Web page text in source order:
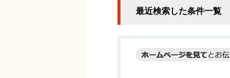
最近検索した条件一覧